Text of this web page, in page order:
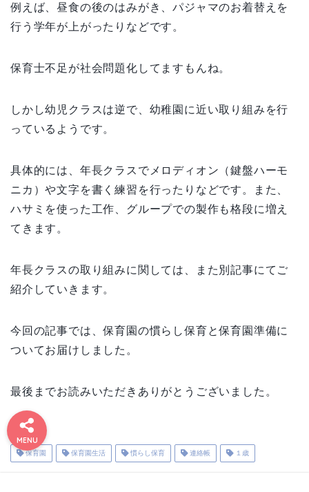
例えば、昼食の後のはみがき、パジャマのお着替えを
行う学年が上がったりなどです。
保育士不足が社会問題化してますもんね。
しかし幼児クラスは逆で、幼稚園に近い取り組みを行
っているようです。
具体的には、年長クラスでメロディオン（鍵盤ハーモ
ニカ）や文字を書く練習を行ったりなどです。また、
ハサミを使った工作、グループでの製作も格段に増え
てきます。
年長クラスの取り組みに関しては、また別記事にてご
紹介していきます。
今回の記事では、保育園の慣らし保育と保育園準備に
ついてお届けしました。
最後までお読みいただきありがとうございました。
保育園 保育園生活 慣らし保育 連絡帳 １歳
MENU
#1173
9 (タイ
トルな
し)
お問い
合わせ
お得情
報まと
め
プライ
バシー
ポリシ
ー
免責事
項&プ
ライバ
シーポ
リシー
利用規
約／特
定商取
引法に
基づく
表記
有料記
事の決
済完了
ページ
運営者
情報
運営者
情報